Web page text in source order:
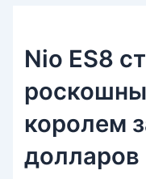
Nio ES8
королем